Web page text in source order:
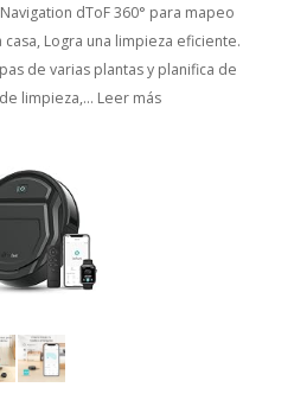
dToF 360° para mapeo
Logra una limpieza eficiente.
de varias plantas y planifica de
limpieza,... Leer más